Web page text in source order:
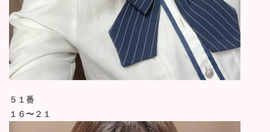
５１番
１６〜２１